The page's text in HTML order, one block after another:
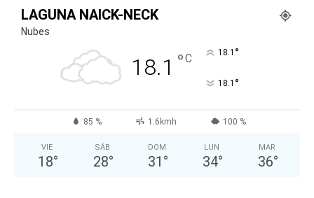
LAGUNA NAICK-NECK
Nubes
18.1 °C 18.1 °
18.1 °
85 % 1.6kmh 100 %
VIE
18°
SÁB
28°
DOM
31 °
LUN
34°
MAR
36°